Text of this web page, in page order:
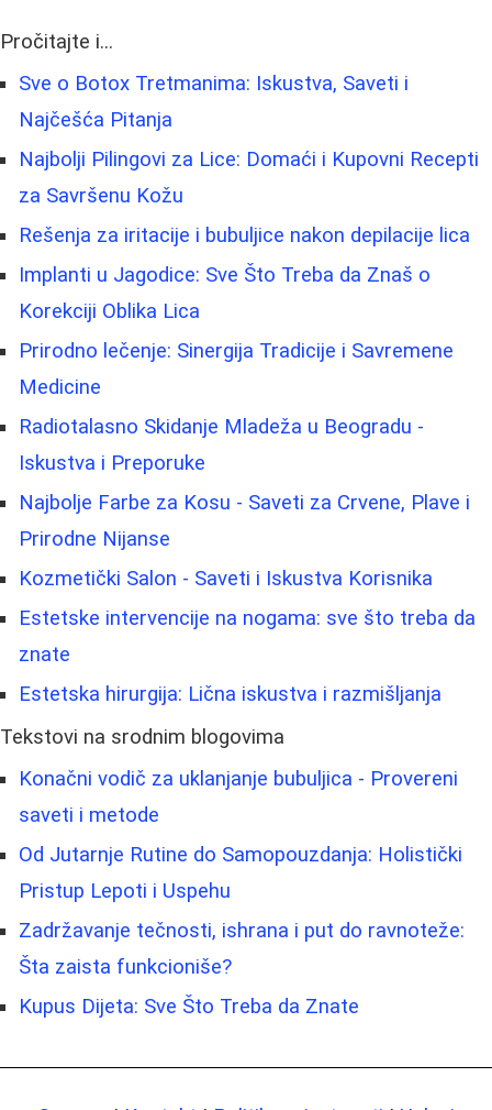
Pročitajte i...
Sve o Botox Tretmanima: Iskustva, Saveti i
Najčešća Pitanja
Najbolji Pilingovi za Lice: Domaći i Kupovni Recepti
za Savršenu Kožu
Rešenja za iritacije i bubuljice nakon depilacije lica
Implanti u Jagodice: Sve Što Treba da Znaš o
Korekciji Oblika Lica
Prirodno lečenje: Sinergija Tradicije i Savremene
Medicine
Radiotalasno Skidanje Mladeža u Beogradu -
Iskustva i Preporuke
Najbolje Farbe za Kosu - Saveti za Crvene, Plave i
Prirodne Nijanse
Kozmetički Salon - Saveti i Iskustva Korisnika
Estetske intervencije na nogama: sve što treba da
znate
Estetska hirurgija: Lična iskustva i razmišljanja
Tekstovi na srodnim blogovima
Konačni vodič za uklanjanje bubuljica - Provereni
saveti i metode
Od Jutarnje Rutine do Samopouzdanja: Holistički
Pristup Lepoti i Uspehu
Zadržavanje tečnosti, ishrana i put do ravnoteže:
Šta zaista funkcioniše?
Kupus Dijeta: Sve Što Treba da Znate